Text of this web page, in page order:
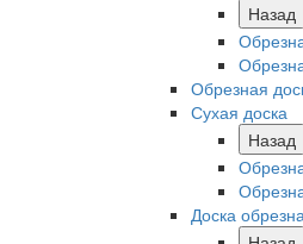
Назад
Обрезная
Сухая доска
Назад
Доска